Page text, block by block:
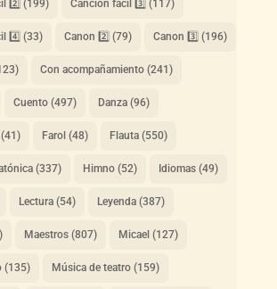
2️⃣ (199) Canción fácil 3️⃣ (117)
4️⃣ (33) Canon 2️⃣ (79) Canon 3️⃣ (196)
Con acompañamiento(241)
Cuento(497) Danza(96)
Farol (48) Flauta(550)
(337) Himno(52) Idiomas(49)
Lectura(54) Leyenda(387)
Maestros(807) Micael (127)
(135) Música de teatro(159)